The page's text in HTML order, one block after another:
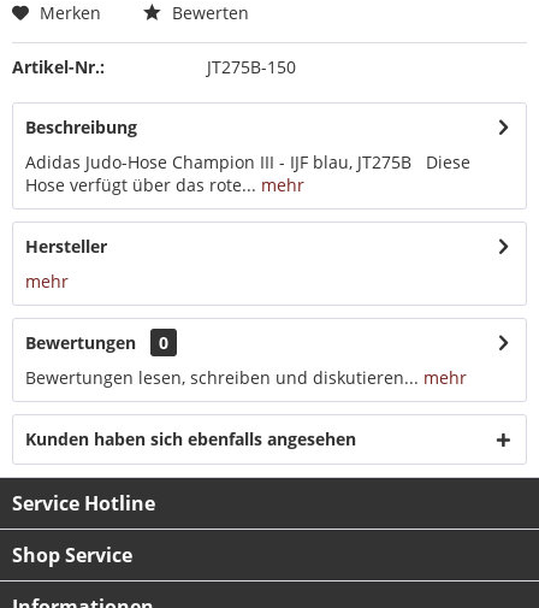
Merken Bewerten
Artikel-Nr.: JT275B-150
Beschreibung
Adidas Judo-Hose Champion III - IJF blau, JT275B Diese
Hose verfügt über das rote... mehr
Hersteller
mehr
Bewertungen
0
Bewertungen lesen, schreiben und diskutieren... mehr
Kunden haben sich ebenfalls angesehen
Service Hotline
Shop Service